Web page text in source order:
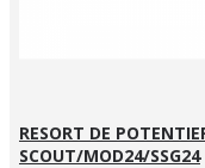
RESORT DE
SCOUT/MOD24/SSG24